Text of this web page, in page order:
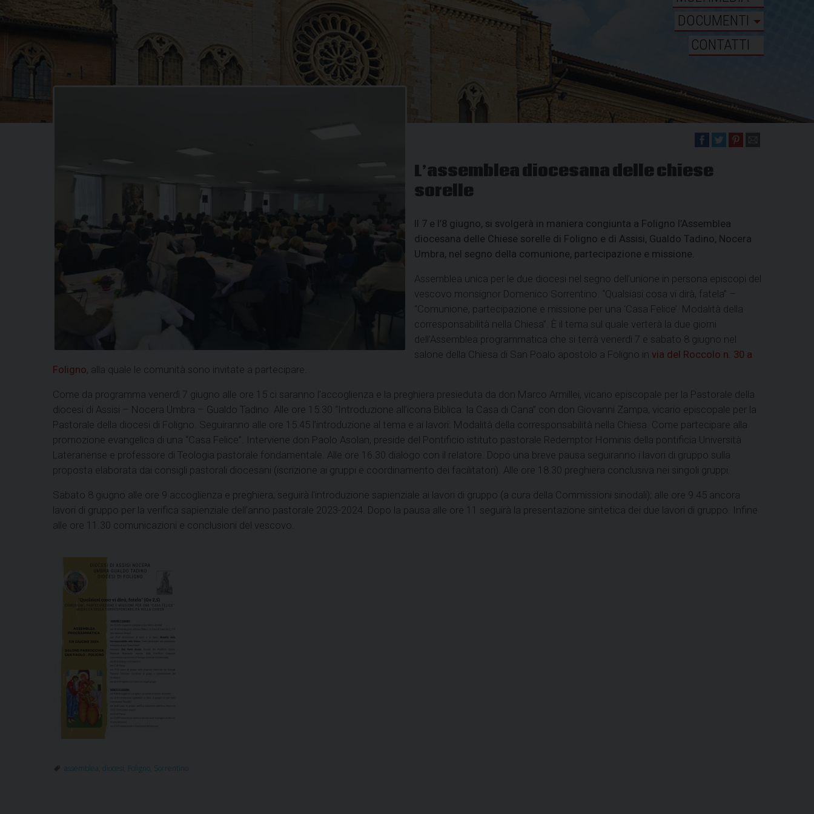
DOCUMENTI
CONTATTI
L’assemblea diocesana delle chiese
sorelle
Il 7 e l’8 giugno, si svolgerà in maniera congiunta a Foligno l’Assemblea
diocesana delle Chiese sorelle di Foligno e di Assisi, Gualdo Tadino, Nocera
Umbra, nel segno della comunione, partecipazione e missione.
Assemblea unica per le due diocesi nel segno dell’unione in persona episcopi del
vescovo monsignor Domenico Sorrentino. “Qualsiasi cosa vi dirà, fatela” –
“Comunione, partecipazione e missione per una ‘Casa Felice’. Modalità della
corresponsabilità nella Chiesa”. È il tema sul quale verterà la due giorni
dell’Assemblea programmatica che si terrà venerdì 7 e sabato 8 giugno nel
salone della Chiesa di San Poalo apostolo a Foligno in via del Roccolo n. 30 a
Foligno, alla quale le comunità sono invitate a partecipare.
Come da programma venerdì 7 giugno alle ore 15 ci saranno l’accoglienza e la preghiera presieduta da don Marco Armillei, vicario episcopale per la Pastorale della
diocesi di Assisi – Nocera Umbra – Gualdo Tadino. Alle ore 15.30 “Introduzione all’icona Biblica: la Casa di Cana” con don Giovanni Zampa, vicario episcopale per la
Pastorale della diocesi di Foligno. Seguiranno alle ore 15.45 l’introduzione al tema e ai lavori: Modalità della corresponsabilità nella Chiesa. Come partecipare alla
promozione evangelica di una “Casa Felice”. Interviene don Paolo Asolan, preside del Pontificio istituto pastorale Redemptor Hominis della pontificia Università
Lateranense e professore di Teologia pastorale fondamentale. Alle ore 16.30 dialogo con il relatore. Dopo una breve pausa seguiranno i lavori di gruppo sulla
proposta elaborata dai consigli pastorali diocesani (iscrizione ai gruppi e coordinamento dei facilitatori). Alle ore 18.30 preghiera conclusiva nei singoli gruppi.
Sabato 8 giugno alle ore 9 accoglienza e preghiera; seguirà l’introduzione sapienziale ai lavori di gruppo (a cura della Commissioni sinodali); alle ore 9.45 ancora
lavori di gruppo per la verifica sapienziale dell’anno pastorale 2023-2024. Dopo la pausa alle ore 11 seguirà la presentazione sintetica dei due lavori di gruppo. Infine
alle ore 11.30 comunicazioni e conclusioni del vescovo.
assemblea diocesi Foligno Sorrentino